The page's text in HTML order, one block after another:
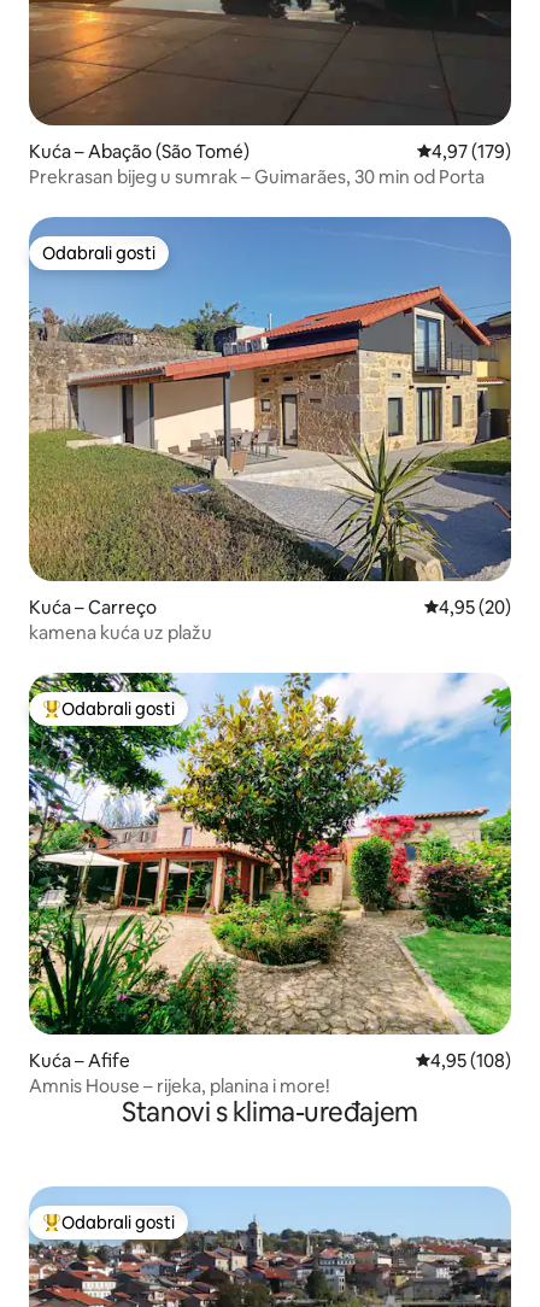
Kuća – Abação (São Tomé) Prosječna
4,97 (179)
Prekrasan bijeg u sumrak – Guimarães, 30 min od Porta
Odabrali gosti
Odabrali gosti
Kuća – Carreço Prosječna
4,95 (20)
kamena kuća uz plažu
Među najviše rangiranima s oznakom „Odabrali gosti”
Odabrali gosti
Kuća – Afife Prosječna
4,95 (108)
Amnis House – rijeka, planina i more!
Stanovi s klima-uređajem
Među najviše rangiranima s oznakom „Odabrali gosti”
Odabrali gosti